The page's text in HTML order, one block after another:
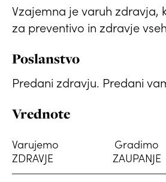
Vzajemna je varuh zdravja,
za preventivo in zdravje
Poslanstvo
Predani zdravju. Predani
Vrednote
Varujemo
ZDRAVJE
Gradimo
ZAUPANJE